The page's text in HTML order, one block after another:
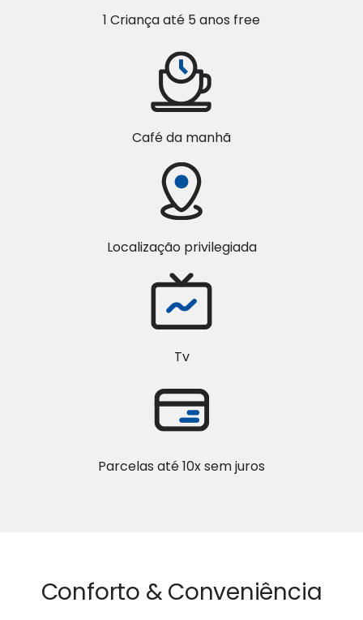
1 Criança até 5 anos free
Café da manhã
Localização privilegiada
Tv
Parcelas até 10x sem juros
Conforto & Conveniência